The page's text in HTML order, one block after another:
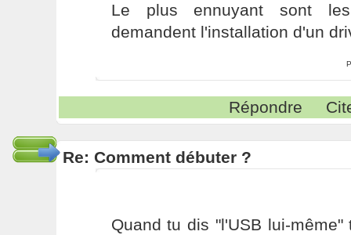
Le plus ennuyant sont
demandent l'installation d'un
Répondre
Re: Comment débuter ?
Quand tu dis "l'USB lui-